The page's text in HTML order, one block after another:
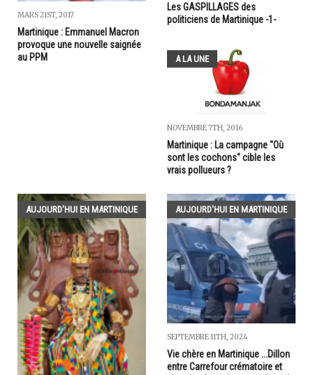
MARS 21ST, 2017
Martinique : Emmanuel Macron
provoque une nouvelle saignée
au PPM
Les GASPILLAGES des
politiciens de Martinique -1-
A LA UNE
NOVEMBRE 7TH, 2016
Martinique : La campagne "Où
sont les cochons" cible les
vrais pollueurs ?
AUJOURD'HUI EN MARTINIQUE AUJOURD'HUI EN MARTINIQUE
SEPTEMBRE 11TH, 2024
Vie chère en Martinique ...Dillon
entre Carrefour crématoire et